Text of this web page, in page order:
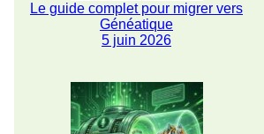
Le guide complet pour migrer vers
Généatique
5 juin 2026